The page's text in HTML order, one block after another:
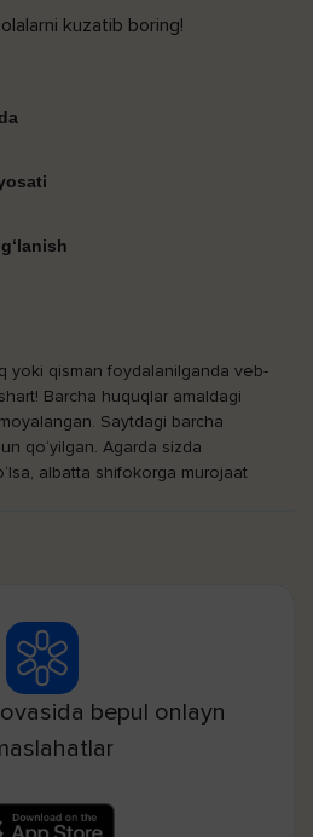
kuzatib boring!
yoki qisman foydalanilganda veb-
Barcha huquqlar amaldagi
Saytdagi barcha
qo‘yilgan. Agarda sizda
albatta shifokorga murojaat
bepul onlayn